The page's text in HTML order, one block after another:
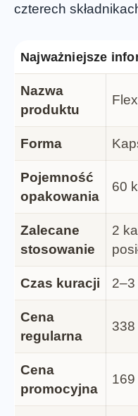
czterech
Najważniejsze
Nazwa
produktu
Forma
Pojemność
opakowania
60
Zalecane
stosowanie
2
Czas kuracji 2–3
Cena
regularna
338
Cena
promocyjna
169